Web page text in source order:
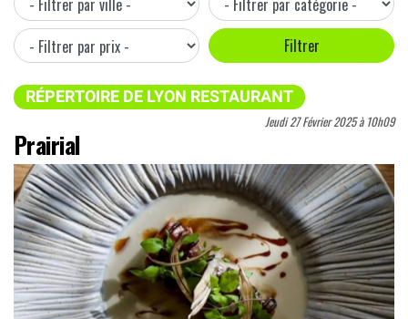
RÉPERTOIRE DE LYON RESTAURANT
Jeudi 27 Février 2025 à 10h09
Prairial